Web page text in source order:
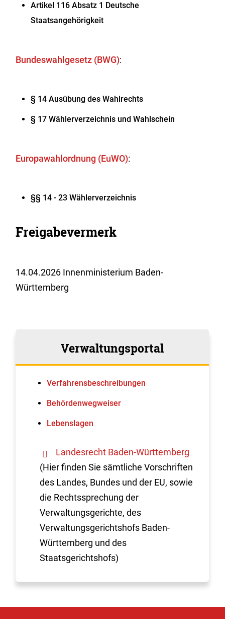
Artikel 116 Absatz 1 Deutsche
Staatsangehörigkeit
Bundeswahlgesetz (BWG):
§ 14 Ausübung des Wahlrechts
§ 17 Wählerverzeichnis und Wahlschein
Europawahlordnung (EuWO):
§§ 14 - 23 Wählerverzeichnis
Freigabevermerk
14.04.2026 Innenministerium Baden-
Württemberg
Verwaltungsportal
Verfahrens­beschreibungen
Behördenwegweiser
Lebenslagen
Landesrecht Baden-Württemberg
(Hier finden Sie sämtliche Vorschriften
des Landes, Bundes und der EU, sowie
die Rechtssprechung der
Verwaltungsgerichte, des
Verwaltungsgerichtshofs Baden-
Württemberg und des
Staatsgerichtshofs)